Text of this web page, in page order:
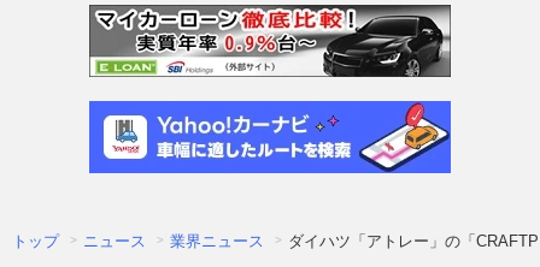
トップ ニュース 業界ニュース ダイハツ「アトレー」の「